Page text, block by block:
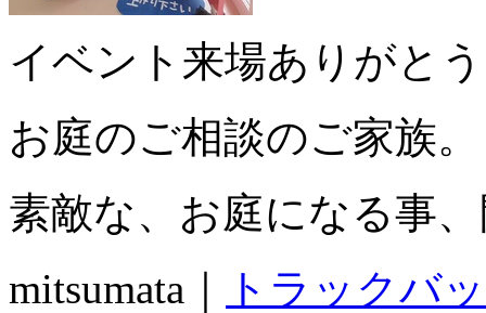
イベント来場ありがと
お庭のご相談のご家族。
素敵な、お庭になる事
mitsumata｜
トラックバ